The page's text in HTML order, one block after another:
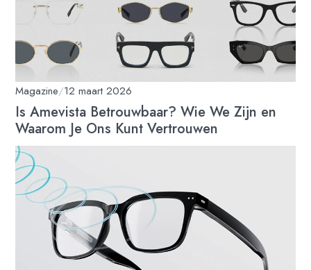
Magazine/12 maart 2026
Is Amevista Betrouwbaar? Wie We Zijn en
Waarom Je Ons Kunt Vertrouwen